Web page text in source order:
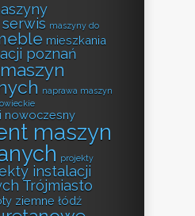
maszyny do
mieszkania
poznań
naprawa maszyn
nowoczesny
maszyn
projekty
instalacji
Trójmiasto
ziemne łódź